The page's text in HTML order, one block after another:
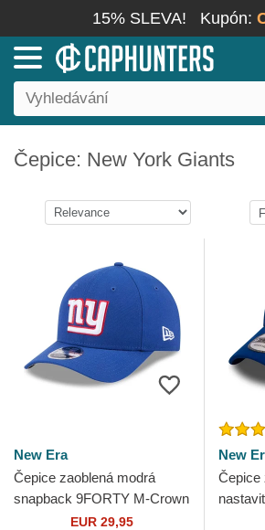
15% SLEVA! Kupón:
Čepice: New York Giants
New Era
Čepice zaoblená modrá
snapback 9FORTY M-Crown
Team New York Giants NFL
EUR 29,95
New
Čepice